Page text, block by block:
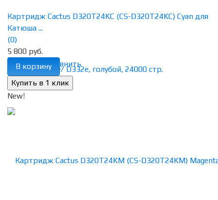
избранное сравнить
Картридж Cactus D320T24KC (CS-D320T24KC) Cyan для
Катюша ...
(0)
5 800 руб.
В корзину
New!